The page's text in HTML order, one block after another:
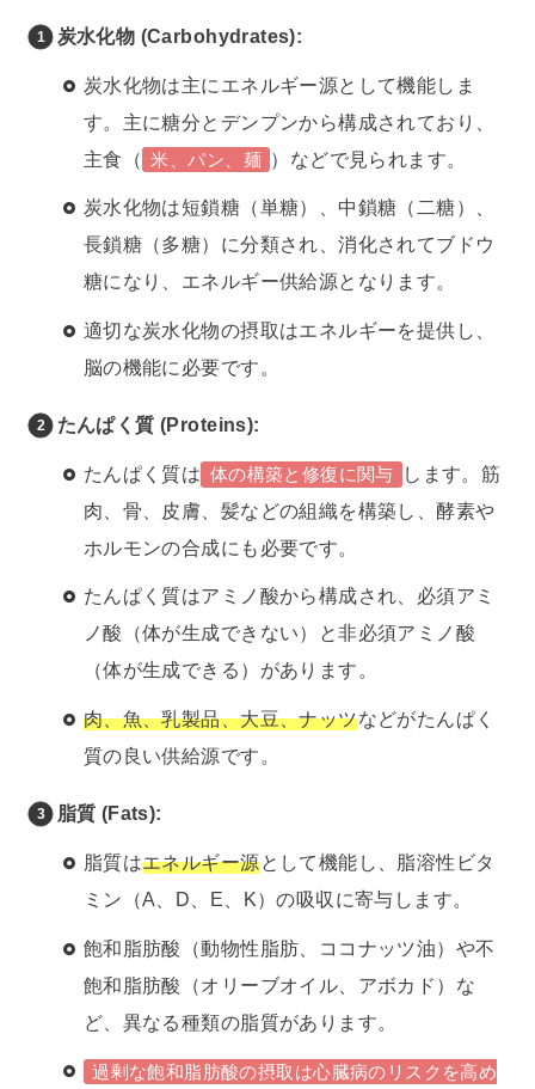
炭水化物 (Carbohydrates):
炭水化物は主にエネルギー源として機能しま
す。主に糖分とデンプンから構成されており、
主食（ 米、パン、麺 ）などで見られます。
炭水化物は短鎖糖（単糖）、中鎖糖（二糖）、
長鎖糖（多糖）に分類され、消化されてブドウ
糖になり、エネルギー供給源となります。
適切な炭水化物の摂取はエネルギーを提供し、
脳の機能に必要です。
たんぱく質 (Proteins):
たんぱく質は 体の構築と修復に関与
します。筋
肉、骨、皮膚、髪などの組織を構築し、酵素や
ホルモンの合成にも必要です。
たんぱく質はアミノ酸から構成され、必須アミ
ノ酸（体が生成できない）と非必須アミノ酸
（体が生成できる）があります。
肉、魚、乳製品、大豆、ナッツなどがたんぱく
質の良い供給源です。
脂質 (Fats):
脂質はエネルギー源として機能し、脂溶性ビタ
ミン（A、D、E、K）の吸収に寄与します。
飽和脂肪酸（動物性脂肪、ココナッツ油）や不
飽和脂肪酸（オリーブオイル、アボカド）な
ど、異なる種類の脂質があります。
過剰な飽和脂肪酸の摂取は心臓病のリスクを高め